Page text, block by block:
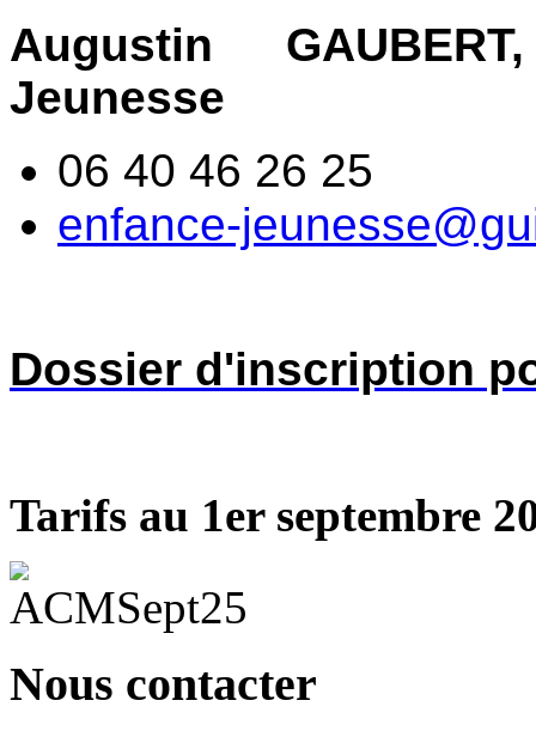
Augustin
Jeunesse
06 40 46 26 25
enfance-
Dossier d'inscription
Tarifs au 1er septembre
Nous contacter